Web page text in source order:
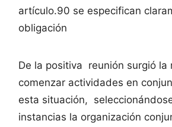
artículo.90 se especifican
obligación
De la positiva reunión surgió la
comenzar actividades en
esta situación,
instancias la organización